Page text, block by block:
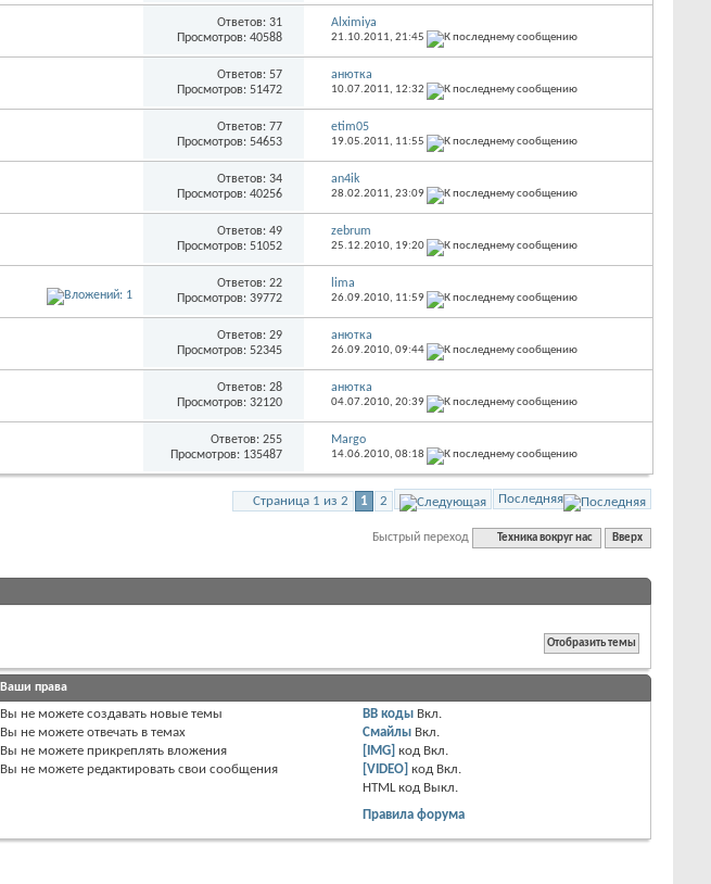
Ответов: 31
Просмотров: 40588
Alximiya
21.10.2011, 21:45
Ответов: 57
Просмотров: 51472
анютка
10.07.2011, 12:32
Ответов: 77
Просмотров: 54653
etim05
19.05.2011, 11:55
Ответов: 34
Просмотров: 40256
an4ik
28.02.2011, 23:09
Ответов: 49
Просмотров: 51052
zebrum
25.12.2010, 19:20
Ответов: 22
Просмотров: 39772
lima
26.09.2010, 11:59
Ответов: 29
Просмотров: 52345
анютка
26.09.2010, 09:44
Ответов: 28
Просмотров: 32120
анютка
04.07.2010, 20:39
Ответов: 255
Просмотров: 135487
Margo
14.06.2010, 08:18
Страница 1 из 2 1 2 Последняя
Быстрый переход Техника вокруг нас Вверх
Ваши права
Вы не можете создавать новые темы
Вы не можете отвечать в темах
Вы не можете прикреплять вложения
Вы не можете редактировать свои сообщения
BB коды Вкл.
Смайлы Вкл.
[IMG] код Вкл.
[VIDEO] код Вкл.
HTML код Выкл.
Правила форума